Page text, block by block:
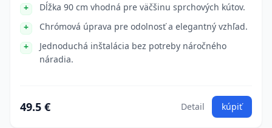
Dĺžka 90 cm vhodná pre väčšinu sprchových kútov.
Chrómová úprava pre odolnosť a elegantný vzhľad.
Jednoduchá inštalácia bez potreby náročného
náradia.
49.5 € Detail kúpiť